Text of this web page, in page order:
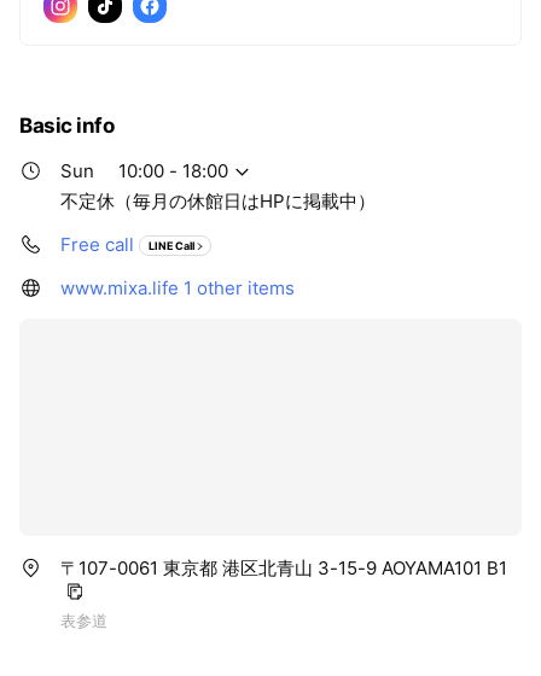
Basic info
Sun
10:00 - 18:00
不定休（毎月の休館日はHPに掲載中）
Free call
LINE Call
www.mixa.life 1 other items
〒107-0061 東京都 港区北青山 3-15-9 AOYAMA101 B1
表参道